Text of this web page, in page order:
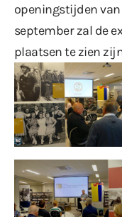
openingstijden
september zal de
plaatsen te zien